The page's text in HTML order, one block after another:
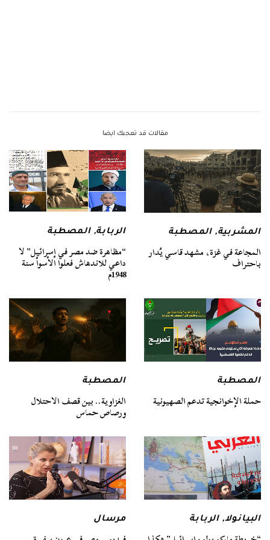
مقالات قد تعجبك ايضا
المشربية,المصطبة
المجاعة في غزة، مشهد قاسي يُدار
باحتراف
الربابة,المصطبة
“مظاهرة ضد مصر في إسرائيل” لا
داعي للاندهاش فعلوا الأسوأ سنة
1948م
المصطبة
حملة الإخوانجية تدعم الصهيونية
المصطبة
الغزاوية.. بين قصف الاحتلال
ورصاص حماس
البيانولا,الربابة مرسال